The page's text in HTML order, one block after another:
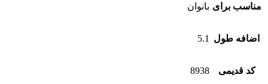
مناسب برای بانوان
اضافه طول 5.1
کد قدیمی 8938